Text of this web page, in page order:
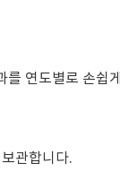
를 연도별로 손쉽
관합니다.